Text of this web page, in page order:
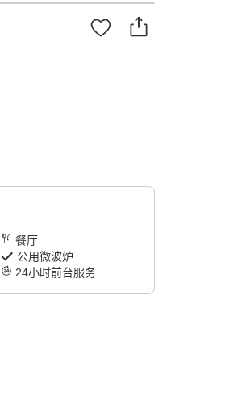
餐厅
公用微波炉
24小时前台服务